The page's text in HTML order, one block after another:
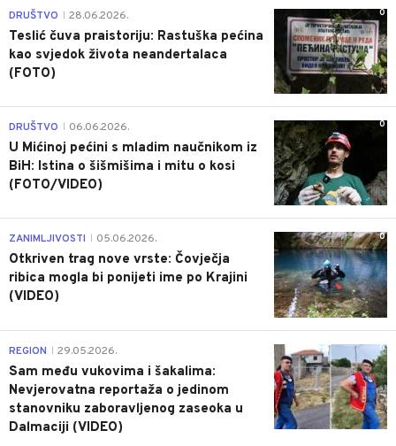
0
DRUŠTVO 28.06.2026.
Teslić čuva praistoriju: Rastuška pećina
kao svjedok života neandertalaca
(FOTO)
0
DRUŠTVO 06.06.2026.
U Mićinoj pećini s mladim naučnikom iz
BiH: Istina o šišmišima i mitu o kosi
(FOTO/VIDEO)
0
ZANIMLJIVOSTI 05.06.2026.
Otkriven trag nove vrste: Čovječja
ribica mogla bi ponijeti ime po Krajini
(VIDEO)
0
REGION 29.05.2026.
Sam među vukovima i šakalima:
Nevjerovatna reportaža o jedinom
stanovniku zaboravljenog zaseoka u
Dalmaciji (VIDEO)